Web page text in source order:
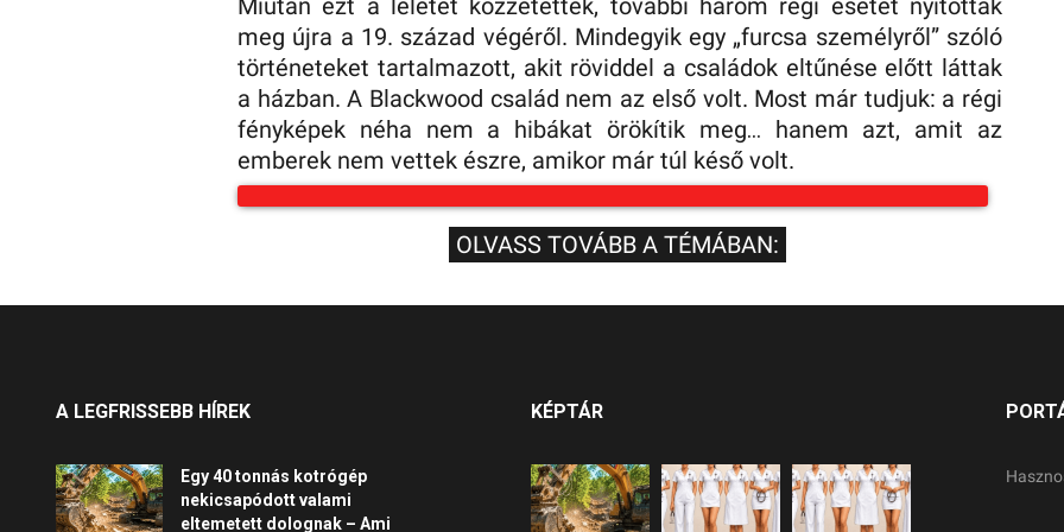
Miután ezt a leletet közzétették, további három régi esetet nyitottak
meg újra a 19. század végéről. Mindegyik egy „furcsa személyről” szóló
történeteket tartalmazott, akit röviddel a családok eltűnése előtt láttak
a házban. A Blackwood család nem az első volt. Most már tudjuk: a régi
fényképek néha nem a hibákat örökítik meg… hanem azt, amit az
emberek nem vettek észre, amikor már túl késő volt.
OLVASS TOVÁBB A TÉMÁBAN:
A LEGFRISSEBB HÍREK
Egy 40 tonnás kotrógép
nekicsapódott valami
eltemetett dolognak – Ami
KÉPTÁR